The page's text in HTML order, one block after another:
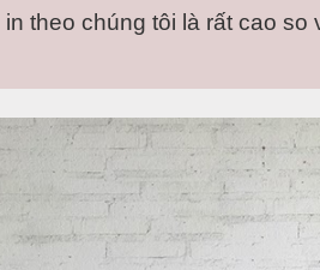
theo chúng tôi là rất cao so